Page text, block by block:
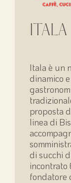
ITALA
Itala è un
dinamico
proposta
linea di
di succhi
incontrato
fondatore